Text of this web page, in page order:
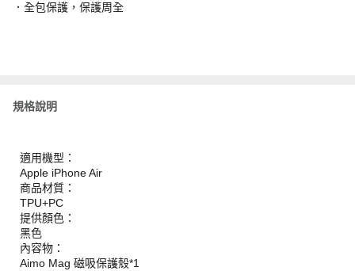
．全包保護，保護周全
規格說明
適用機型：
Apple iPhone Air
商品材質：
TPU+PC
提供顏色：
黑色
內容物：
Aimo Mag 磁吸保護殼*1